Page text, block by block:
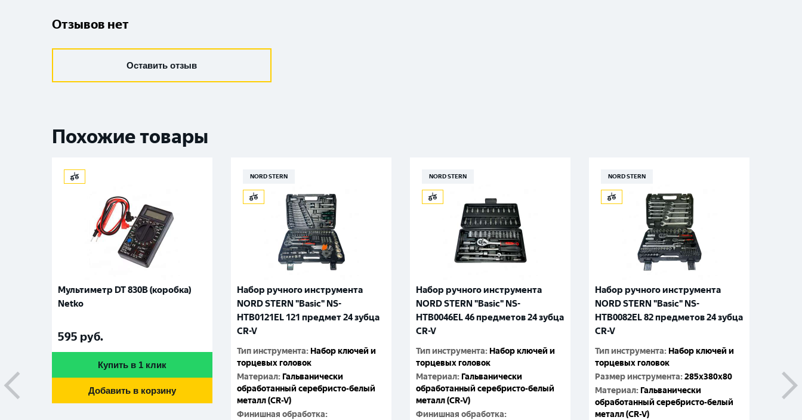
Отзывов нет
Оставить отзыв
Похожие товары
Мультиметр DT 830B (коробка)
Netko
595 руб.
Купить в 1 клик
Добавить в корзину
NORD STERN
Набор ручного инструмента
NORD STERN "Basic" NS-
HTB0121EL 121 предмет 24 зубца
CR-V
Тип инструмента: Набор ключей и
торцевых головок
Материал: Гальванически
обработанный серебристо-белый
металл (CR-V)
Финишная обработка:
NORD STERN
Набор ручного инструмента
NORD STERN "Basic" NS-
HTB0046EL 46 предметов 24 зубца
CR-V
Тип инструмента: Набор ключей и
торцевых головок
Материал: Гальванически
обработанный серебристо-белый
металл (CR-V)
Финишная обработка:
NORD STERN
Набор ручного инструмента
NORD STERN "Basic" NS-
HTB0082EL 82 предметов 24 зубца
CR-V
Тип инструмента: Набор ключей и
торцевых головок
Размер инструмента:285x380x80
Материал: Гальванически
обработанный серебристо-белый
металл (CR-V)
Выберите ваш город
Великий Новгород
Гатчина
Москва
Санкт-Петербург